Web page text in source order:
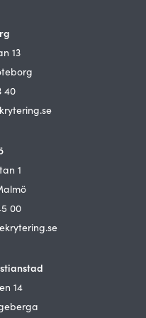
13
40
1
00
14